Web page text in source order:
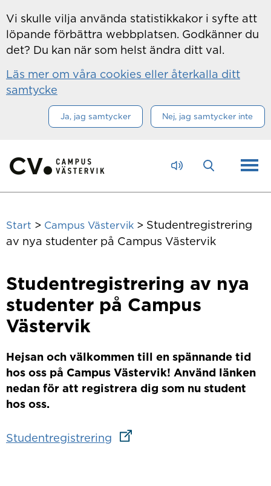
Vi skulle vilja använda statistikkakor i syfte att
löpande förbättra webbplatsen. Godkänner du
det? Du kan när som helst ändra ditt val.
Läs mer om våra cookies eller återkalla ditt
samtycke
Ja, jag samtycker Nej, jag samtycker inte
Start > Campus Västervik> Studentregistrering
av nya studenter på Campus Västervik
Studentregistrering av nya
studenter på Campus
Västervik
Hejsan och välkommen till en spännande tid
hos oss på Campus Västervik! Använd länken
nedan för att registrera dig som nu student
hos oss.
StudentregistreringLänk till annan webbplats